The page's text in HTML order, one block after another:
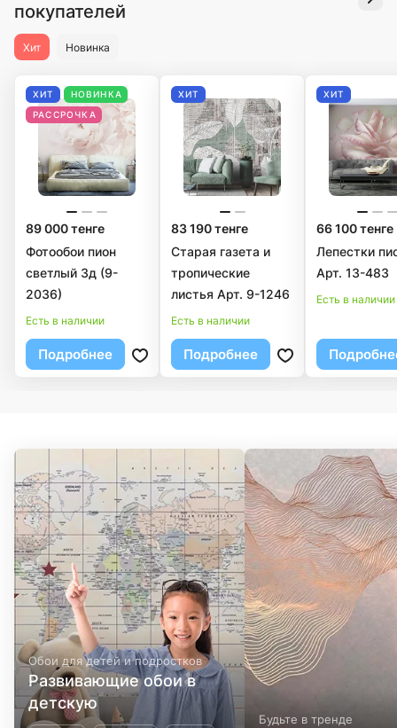
покупателей
Хит Новинка
ХИТ
НОВИНКА
РАССРОЧКА
89 000 тенге
Фотообои пион
светлый 3д (9-
2036)
Есть в наличии
Подробнее
ХИТ
83 190 тенге
Старая газета и
тропические
листья Арт. 9-1246
Есть в наличии
Подробнее
ХИТ
66 100 тенге
Лепестки
Арт. 13-483
Есть в наличии
Обои для детей и подростков
Развивающие обои в
детскую
Будьте в тренде